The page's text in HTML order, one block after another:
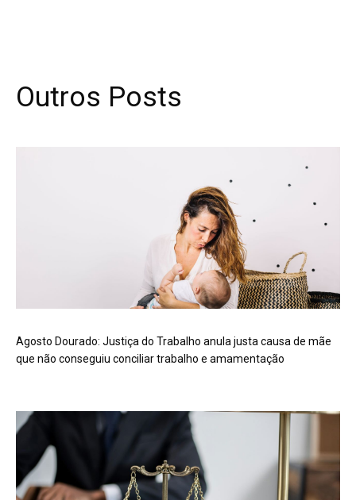
Outros Posts
Agosto Dourado: Justiça do Trabalho anula justa causa de mãe
que não conseguiu conciliar trabalho e amamentação